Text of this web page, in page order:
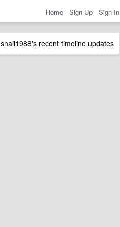
Home Sign Up Sign In
snail1988's recent timeline updates